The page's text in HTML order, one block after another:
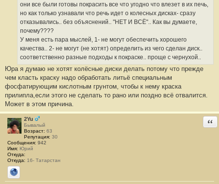
они все были готовы покрасить все что угодно что влезет в их печь,
но как только узнавали что речь идет о колесных дисках- сразу
отказывались.. без объяснений.. "НЕТ И ВСЁ".. Как вы думаете,
почему????
У меня есть пара мыслей, 1- не могут обеспечить хорошего
качества.. 2- не могут (не хотят) определить из чего сделан диск..
соответственно разные подходы к покраске.. проще с чернухой..
Юра я думаю не хотят колёсные диски делать потому что прежде
чем класть краску надо обработать литьё специальным
фосфатирующим кислотным грунтом, чтобы к нему краска
прилипла,если этого не сделать то рано или поздно всё отвалится.
Может в этом причина.
2Yu
Бывалый
Возраст: 63
Репутация: 30
Сообщения: 942
Имя: Юрий
Откуда:
Откуда: 16- Татарстан
Сайт